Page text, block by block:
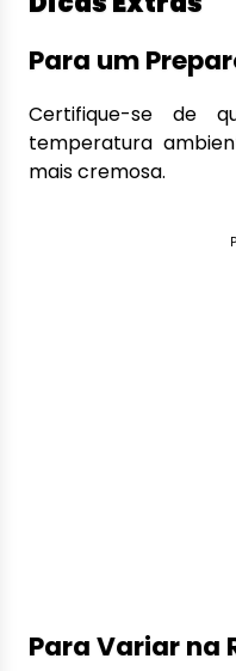
Para um
Certifique-se de
temperatura
mais cremosa.
Para Variar na